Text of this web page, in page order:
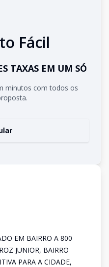
Fácil
TAXAS EM UM SÓ
minutos com todos os
EM BAIRRO A 800
JUNIOR, BAIRRO
PARA A CIDADE,